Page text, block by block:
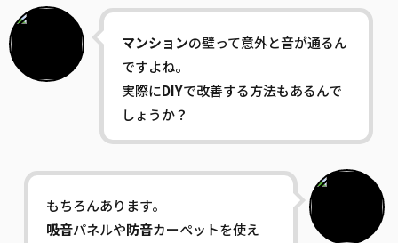
マンションの壁って意外と音が通るん
ですよね。
実際にDIYで改善する方法もあるんで
しょうか？
もちろんあります。
吸音パネルや防音カーペットを使え